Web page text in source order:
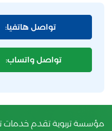
تواصل هاتفيا:
تواصل واتساب:
مؤسسة تربوية تقدم خدمات